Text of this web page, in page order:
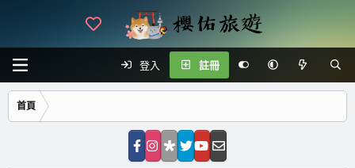
登入 註冊
首頁